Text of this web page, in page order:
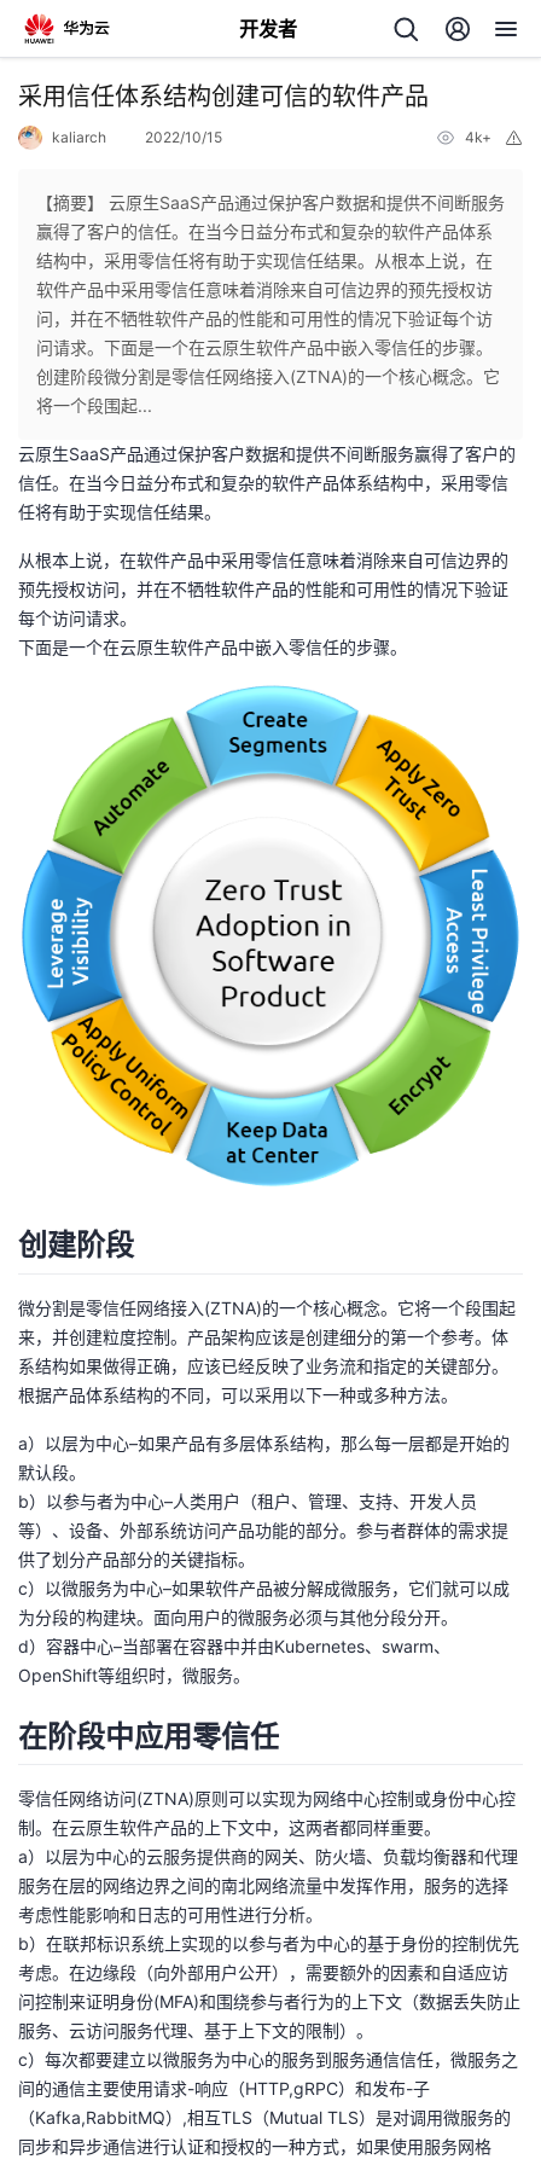
开发者
返
个
人
主
页
我
的
开
发
者
我
客
论
的
子
我
直
播
的
活
动
我
的
关
我
者
堂
我
的
程
我
认
证
的
实
我
的
藏
支
我
的
技
支
持
我
的
声
建
采用信任体系结构创建可信的软件产品
kaliarch 2022/10/15 4k+
【摘要】 云原生SaaS产品通过保护客户数据和提供不间断服务
赢得了客户的信任。在当今日益分布式和复杂的软件产品体系
结构中，采用零信任将有助于实现信任结果。从根本上说，在
软件产品中采用零信任意味着消除来自可信边界的预先授权访
问，并在不牺牲软件产品的性能和可用性的情况下验证每个访
问请求。下面是一个在云原生软件产品中嵌入零信任的步骤。
创建阶段微分割是零信任网络接入(ZTNA)的一个核心概念。它
将一个段围起...
云原生SaaS产品通过保护客户数据和提供不间断服务赢得了客户的
信任。在当今日益分布式和复杂的软件产品体系结构中，采用零信
任将有助于实现信任结果。
从根本上说，在软件产品中采用零信任意味着消除来自可信边界的
预先授权访问，并在不牺牲软件产品的性能和可用性的情况下验证
每个访问请求。
下面是一个在云原生软件产品中嵌入零信任的步骤。
创建阶段
微分割是零信任网络接入(ZTNA)的一个核心概念。它将一个段围起
来，并创建粒度控制。产品架构应该是创建细分的第一个参考。体
系结构如果做得正确，应该已经反映了业务流和指定的关键部分。
根据产品体系结构的不同，可以采用以下一种或多种方法。
a）以层为中心–如果产品有多层体系结构，那么每一层都是开始的
默认段。
b）以参与者为中心–人类用户（租户、管理、支持、开发人员
等）、设备、外部系统访问产品功能的部分。参与者群体的需求提
供了划分产品部分的关键指标。
c）以微服务为中心–如果软件产品被分解成微服务，它们就可以成
为分段的构建块。面向用户的微服务必须与其他分段分开。
d）容器中心–当部署在容器中并由Kubernetes、swarm、
OpenShift等组织时，微服务。
在阶段中应用零信任
零信任网络访问(ZTNA)原则可以实现为网络中心控制或身份中心控
制。在云原生软件产品的上下文中，这两者都同样重要。
a）以层为中心的云服务提供商的网关、防火墙、负载均衡器和代理
服务在层的网络边界之间的南北网络流量中发挥作用，服务的选择
考虑性能影响和日志的可用性进行分析。
b）在联邦标识系统上实现的以参与者为中心的基于身份的控制优先
考虑。在边缘段（向外部用户公开），需要额外的因素和自适应访
问控制来证明身份(MFA)和围绕参与者行为的上下文（数据丢失防止
服务、云访问服务代理、基于上下文的限制）。
c）每次都要建立以微服务为中心的服务到服务通信信任，微服务之
间的通信主要使用请求-响应（HTTP,gRPC）和发布-子
（Kafka,RabbitMQ）,相互TLS（Mutual TLS）是对调用微服务的
同步和异步通信进行认证和授权的一种方式，如果使用服务网格